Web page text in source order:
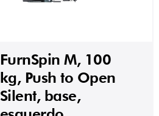
FurnSpin M, 100
kg, Push to Open
Silent, base,